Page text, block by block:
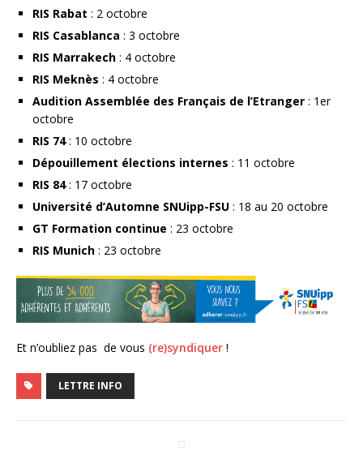
RIS Rabat : 2 octobre
RIS Casablanca : 3 octobre
RIS Marrakech : 4 octobre
RIS Meknès : 4 octobre
Audition Assemblée des Français de l’Etranger : 1er
octobre
RIS 74: 10 octobre
Dépouillement élections internes : 11 octobre
RIS 84: 17 octobre
Université d’Automne SNUipp-FSU : 18 au 20 octobre
GT Formation continue : 23 octobre
RIS Munich : 23 octobre
Et n’oubliez pas de vous (re)syndiquer !
LETTRE INFO